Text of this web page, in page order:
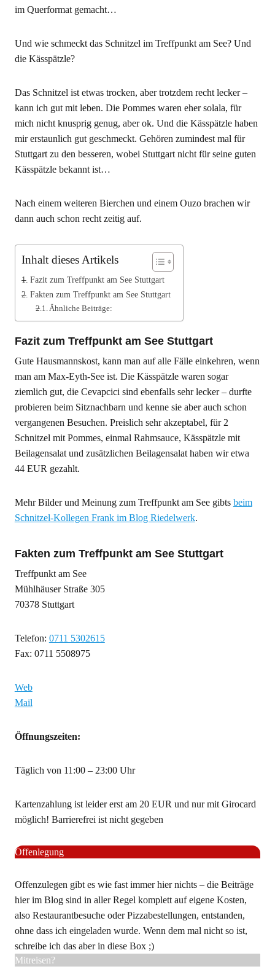
im Querformat gemacht…
Und wie schmeckt das Schnitzel im Treffpunkt am See? Und
die Kässpätzle?
Das Schnitzel ist etwas trocken, aber trotzdem recht lecker –
kann ich gut mit leben. Die Pommes waren eher solala, für
mich nicht knusprig genug, aber ok. Und die Kässpätzle haben
mir erstaunlich gut geschmeckt. Gehören zumindest mal für
Stuttgart zu den besseren, wobei Stuttgart nicht für seine guten
Kässpätzle bekannt ist…
Nach einem weiteren Bierchen und einem Ouzo brachen wir
dann auch schon recht zeitig auf.
Inhalt dieses Artikels
Fazit zum Treffpunkt am See Stuttgart
Fakten zum Treffpunkt am See Stuttgart
Ähnliche Beiträge:
Fazit zum Treffpunkt am See Stuttgart
Gute Hausmannskost, kann man auf alle Fälle einkehren, wenn
man am Max-Eyth-See ist. Die Kässpätzle waren sogar
ziemlich gut, die Cevapcici sind ebenfalls sehr lecker – durfte
probieren beim Sitznachbarn und kenne sie aber auch schon
vergangenen Besuchen. Preislich sehr akzeptabel, für 2
Schnitzel mit Pommes, einmal Rahmsauce, Kässpätzle mit
Beilagensalat und zusätzlichen Beilagensalat haben wir etwa
44 EUR gezahlt.
Mehr Bilder und Meinung zum Treffpunkt am See gibts beim
Schnitzel-Kollegen Frank im Blog Riedelwerk.
Fakten zum Treffpunkt am See Stuttgart
Treffpunkt am See
Mühlhäuser Straße 305
70378 Stuttgart
Telefon: 0711 5302615
Fax: 0711 5508975
Web
Mail
Öffnungszeiten:
Täglich von 11:00 – 23:00 Uhr
Kartenzahlung ist leider erst am 20 EUR und nur mit Girocard
möglich! Barrierefrei ist nicht gegeben
Offenlegung
Offenzulegen gibt es wie fast immer hier nichts – die Beiträge
hier im Blog sind in aller Regel komplett auf eigene Kosten,
also Restaurantbesuche oder Pizzabestellungen, entstanden,
ohne dass ich eingeladen wurde. Wenn dem mal nicht so ist,
schreibe ich das aber in diese Box ;)
Mitreisen?